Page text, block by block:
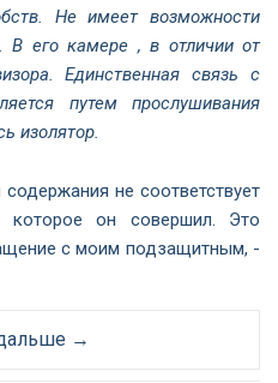
Не имеет возможности
его камере , в отличии от
Единственная связь с
путем прослушивания
изолятор.
не соответствует
которое он совершил. Это
с моим подзащитным, -
→